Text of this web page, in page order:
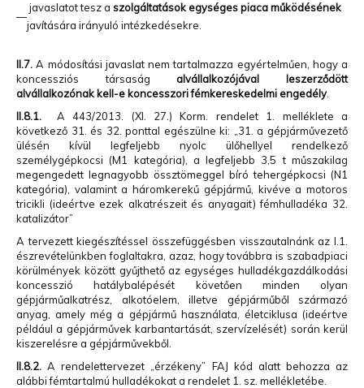
—
javaslatot tesz a szolgáltatások egységes piaca működésének
javítására irányuló intézkedésekre.
II.7.A módosítási javaslat nem tartalmazza egyértelműen, hogy a
koncessziós társaságalvállalkozójával leszerződött
alvállalkozónak kell-e koncesszori fémkereskedelmi engedély.
II.8.1. A 443/2013. (XI. 27.) Korm. rendelet 1. melléklete a
következő 31. és 32. ponttal egészülne ki: „31. a gépjárművezető
ülésén kívül legfeljebb nyolc ülőhellyel rendelkező
személygépkocsi (M1 kategória), a legfeljebb 3,5 t műszakilag
megengedett legnagyobb össztömeggel bíró tehergépkocsi (N1
kategória), valamint a háromkerekű gépjármű, kivéve a motoros
tricikli (ideértve ezek alkatrészeit és anyagait) fémhulladéka 32.
katalizátor”
A tervezett kiegészítéssel összefüggésben visszautalnánk az I.1.
észrevételünkben foglaltakra, azaz, hogy továbbra is szabadpiaci
körülmények között gyűjthető az egységes hulladékgazdálkodási
koncesszió hatálybalépését követően minden olyan
gépjárműalkatrész, alkotóelem, illetve gépjárműből származó
anyag, amely még a gépjármű használata, életciklusa (ideértve
például a gépjárművek karbantartását, szervízelését) során kerül
kiszerelésre a gépjárművekből.
II.8.2.A rendelettervezet „érzékeny” FAJ kód alatt behozza az
alábbi fémtartalmú hulladékokat a rendelet 1. sz. mellékletébe.